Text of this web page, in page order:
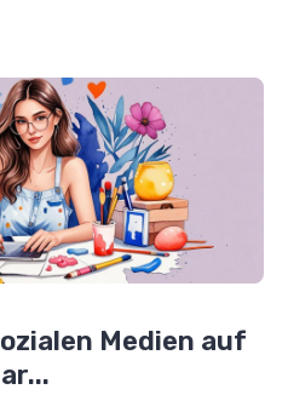
Medien auf